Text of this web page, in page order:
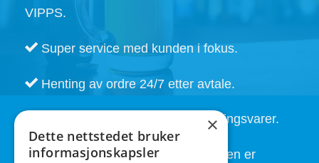
VIPPS.
Super service med kunden i fokus.
Henting av ordre 24/7 etter avtale.
Kort leveringstid. Også på bestillingsvarer.
God service også etter at handelen er
×
Dette nettstedet bruker
informasjonskapsler